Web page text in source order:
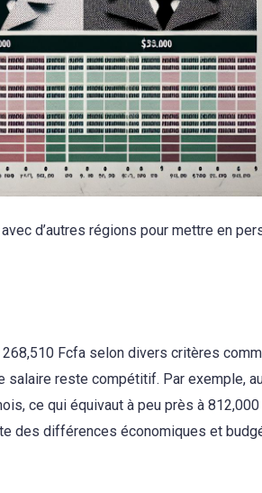
d’autres régions pour mettre en
268,510 Fcfa selon divers critères
salaire reste compétitif. Par exemple,
ce qui équivaut à peu près à
des différences économiques et